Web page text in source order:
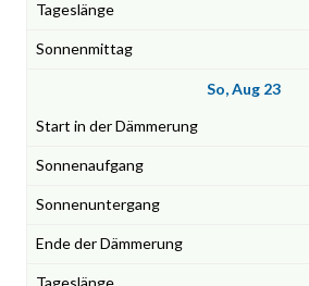
So, Aug 23